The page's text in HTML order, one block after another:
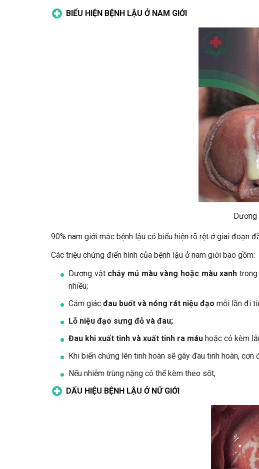
BIỂU HIỆN BỆNH LẬU Ở NAM GIỚI
Dương
90% nam giới mắc bệnh lậu có biểu hiện rõ rệt ở giai đoạn
Các triệu chứng điển hình của bệnh lậu ở nam giới bao gồm:
Dương vật chảy mủ màu vàng hoặc màu xanh
nhiều;
Cảm giác đau buốt và nóng rát niệu đạo mỗi lần đi
Lỗ niệu đạo sưng đỏ và đau;
Đau khi xuất tinh và xuất tinh ra máu hoặc có kèm
Khi biến chứng lên tinh hoàn sẽ gây đau tinh hoàn, cơn
Nếu nhiễm trùng nặng có thể kèm theo sốt;
DẤU HIỆU BỆNH LẬU Ở NỮ GIỚI